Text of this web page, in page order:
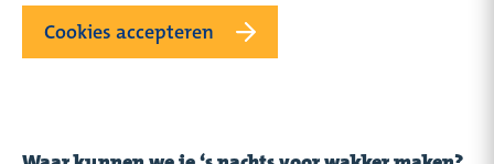
Cookies accepteren